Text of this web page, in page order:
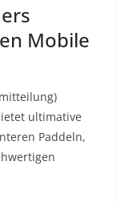
Mobile
ultimative
Paddeln,